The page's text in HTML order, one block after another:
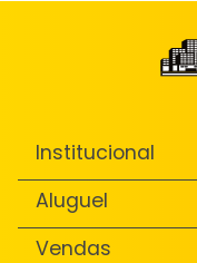
Institucional
Aluguel
Vendas